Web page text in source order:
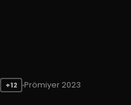
+12 Prömiyer 2023